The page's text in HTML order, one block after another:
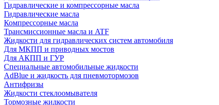
Гидравлические и компрессорные масла
Гидравлические масла
Компрессорные масла
Трансмиссионные масла и ATF
Жидкости для гидравлических систем автомобиля
Для МКПП и приводных мостов
Для АКПП и ГУР
Специальные автомобильные жидкости
AdBlue и жидкость для пневмотормозов
Антифризы
Жидкости стеклоомывателя
Тормозные жидкости